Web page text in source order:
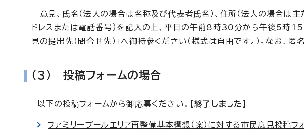
意見、氏名（法人の場合は名称及び代表者氏名）、住所（法人の場合は
ドレスまたは電話番号）を記入の上、平日の午前8時30分から午後5時15分
見の提出先（問合せ先）」へ御持参ください（様式は自由です。）。なお、匿
（3） 投稿フォームの場合
以下の投稿フォームから御応募ください。 【終了しました】
ファミリープールエリア再整備基本構想（案）に対する市民意見投稿フ